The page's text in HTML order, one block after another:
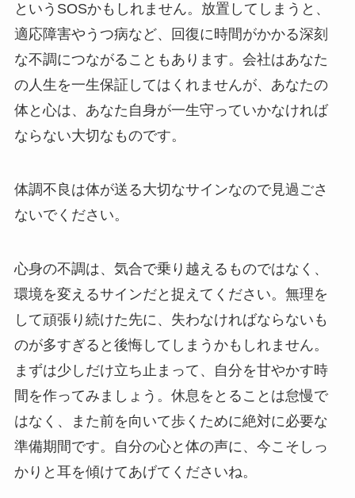
というSOSかもしれません。放置してしまうと、
適応障害やうつ病など、回復に時間がかかる深刻
な不調につながることもあります。会社はあなた
の人生を一生保証してはくれませんが、あなたの
体と心は、あなた自身が一生守っていかなければ
ならない大切なものです。
体調不良は体が送る大切なサインなので見過ごさ
ないでください。
心身の不調は、気合で乗り越えるものではなく、
環境を変えるサインだと捉えてください。無理を
して頑張り続けた先に、失わなければならないも
のが多すぎると後悔してしまうかもしれません。
まずは少しだけ立ち止まって、自分を甘やかす時
間を作ってみましょう。休息をとることは怠慢で
はなく、また前を向いて歩くために絶対に必要な
準備期間です。自分の心と体の声に、今こそしっ
かりと耳を傾けてあげてくださいね。